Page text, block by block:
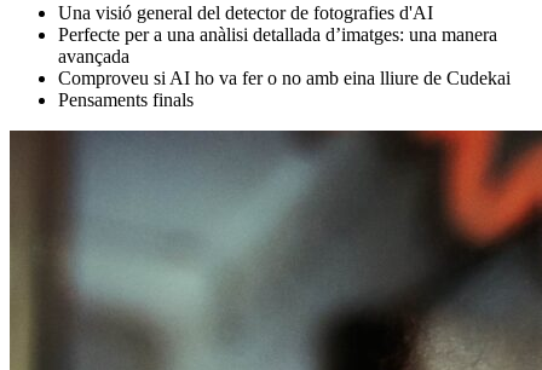
Una visió general del detector de fotografies d'AI
Perfecte per a una anàlisi detallada d’imatges: una manera
avançada
Comproveu si AI ho va fer o no amb eina lliure de Cudekai
Pensaments finals